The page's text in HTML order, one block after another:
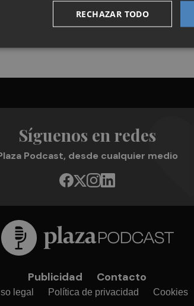
Síguenos en redes
Podcast, desde cualquier medio
Publicidad Contacto
legal Política de privacidad Cookies
RECHAZAR TODO